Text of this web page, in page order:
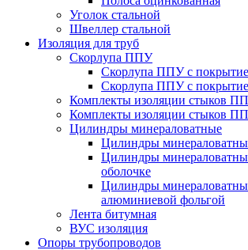
Уголок стальной
Швеллер стальной
Изоляция для труб
Скорлупа ППУ
Скорлупа ППУ с
Скорлупа ППУ с
Комплекты изоляции стыков
Комплекты изоляции стыков
Цилиндры минераловатные
Цилиндры
Цилиндры
оболочке
Цилиндры
алюминиевой фольгой
Лента битумная
ВУС изоляция
Опоры трубопроводов